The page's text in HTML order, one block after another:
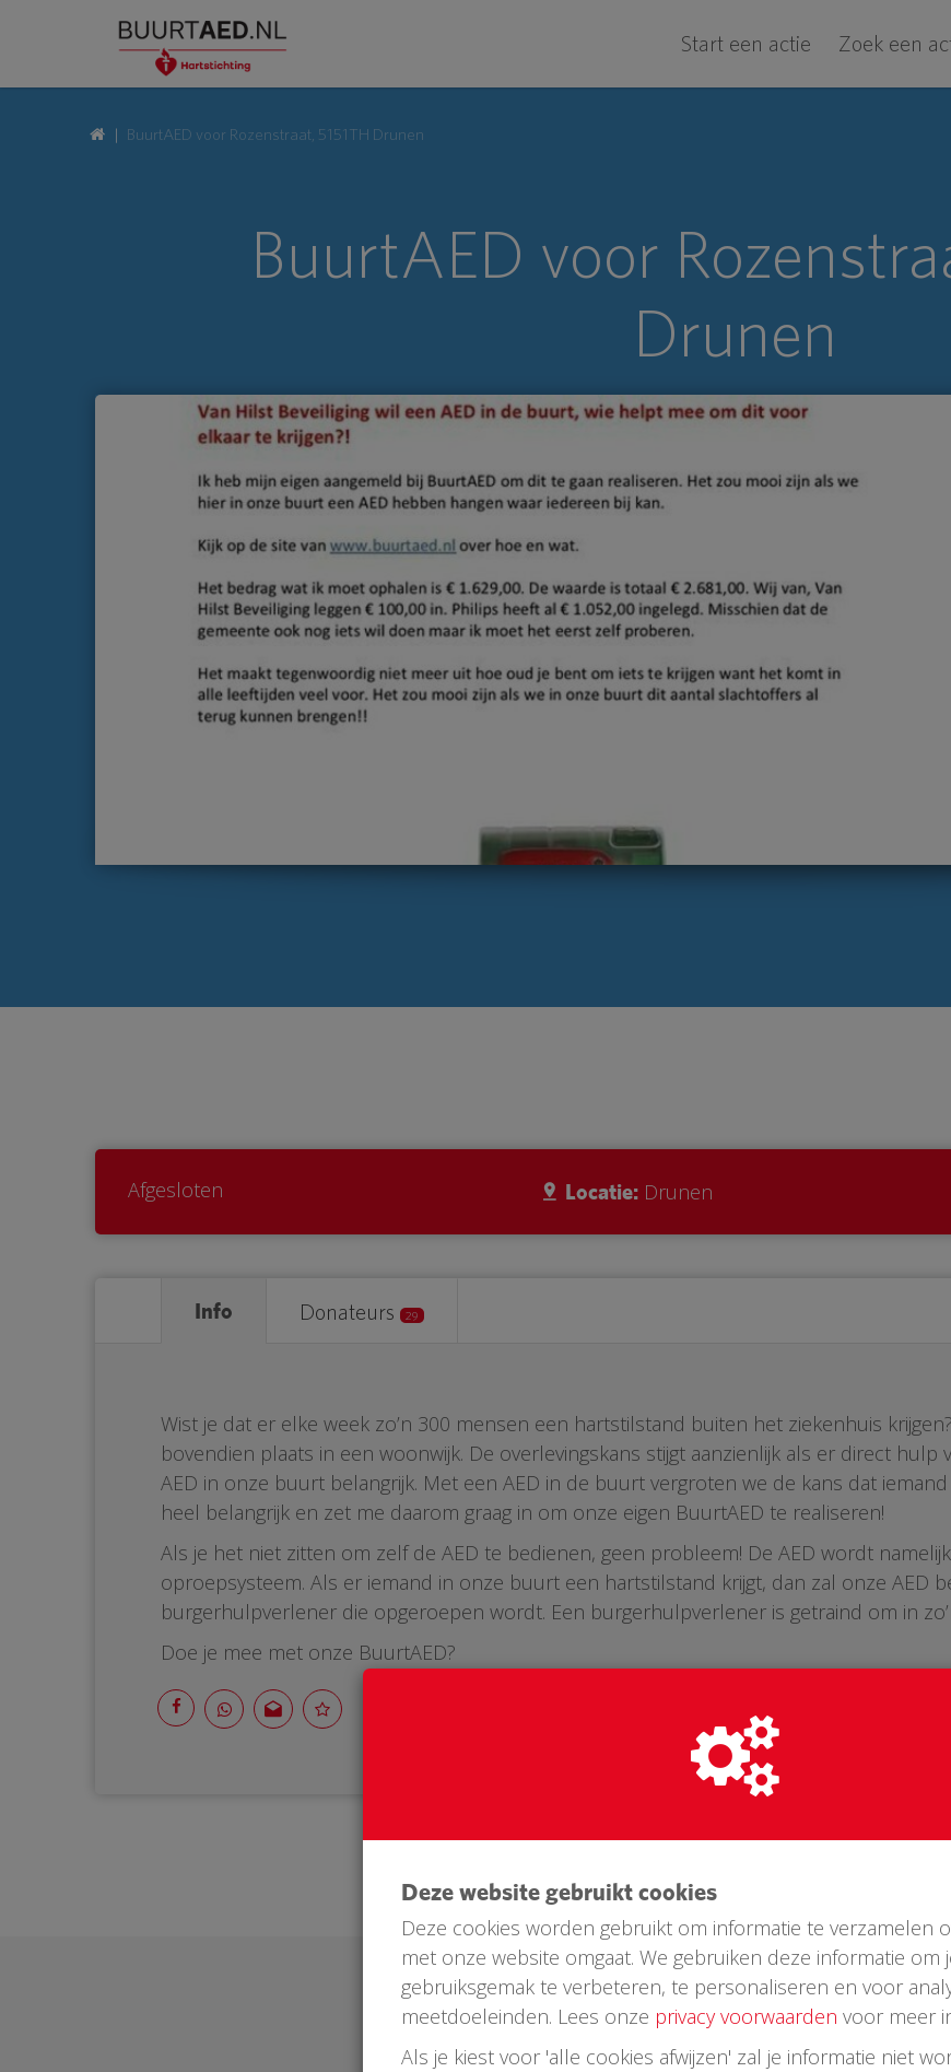
Start een actie Zoek een
BuurtAED voor Rozenstraat, 5151TH Drunen
BuurtAED voor
Drunen
Afgesloten Locatie: Drunen
Info Donateurs 29
Wist je dat er elke week zo’n 300 mensen een hartstilstand buiten het ziekenhuis
bovendien plaats in een woonwijk. De overlevingskans stijgt aanzienlijk als er direct
AED in onze buurt belangrijk. Met een AED in de buurt vergroten we de kans dat
heel belangrijk en zet me daarom graag in om onze eigen BuurtAED te realiseren!
Als je het niet zitten om zelf de AED te bedienen, geen probleem! De AED wordt
oproepsysteem. Als er iemand in onze buurt een hartstilstand krijgt, dan zal onze AED
burgerhulpverlener die opgeroepen wordt. Een burgerhulpverlener is getraind om in
Doe je mee met onze BuurtAED?
Deze website gebruikt cookies
Deze cookies worden gebruikt om informatie te verzamelen
met onze website omgaat. We gebruiken deze informatie om
gebruiksgemak te verbeteren, te personaliseren en voor
meetdoeleinden. Lees onze privacy voorwaarden voor meer
Als je kiest voor 'alle cookies afwijzen' zal je informatie niet